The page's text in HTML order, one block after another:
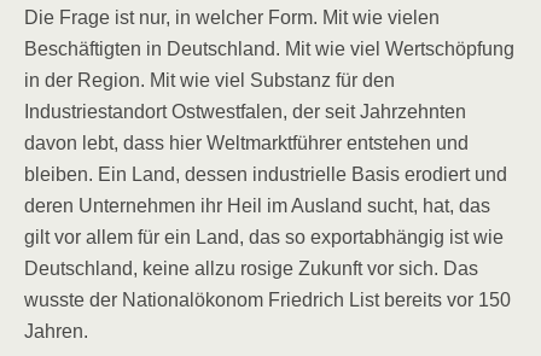
Die Frage ist nur, in welcher Form. Mit wie vielen
Beschäftigten in Deutschland. Mit wie viel Wertschöpfung
in der Region. Mit wie viel Substanz für den
Industriestandort Ostwestfalen, der seit Jahrzehnten
davon lebt, dass hier Weltmarktführer entstehen und
bleiben. Ein Land, dessen industrielle Basis erodiert und
deren Unternehmen ihr Heil im Ausland sucht, hat, das
gilt vor allem für ein Land, das so exportabhängig ist wie
Deutschland, keine allzu rosige Zukunft vor sich. Das
wusste der Nationalökonom Friedrich List bereits vor 150
Jahren.